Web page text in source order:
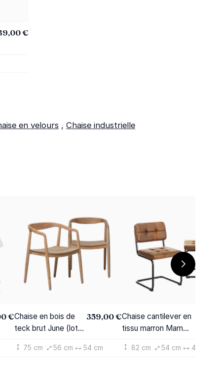
€
en velours , Chaise industrielle
€Chaise en bois de
teck brut June (lot
359,00 €
75 cm 56 cm 54 cm
Chaise cantilever en
tissu marron Mambo
82 cm 54 cm 48 cm